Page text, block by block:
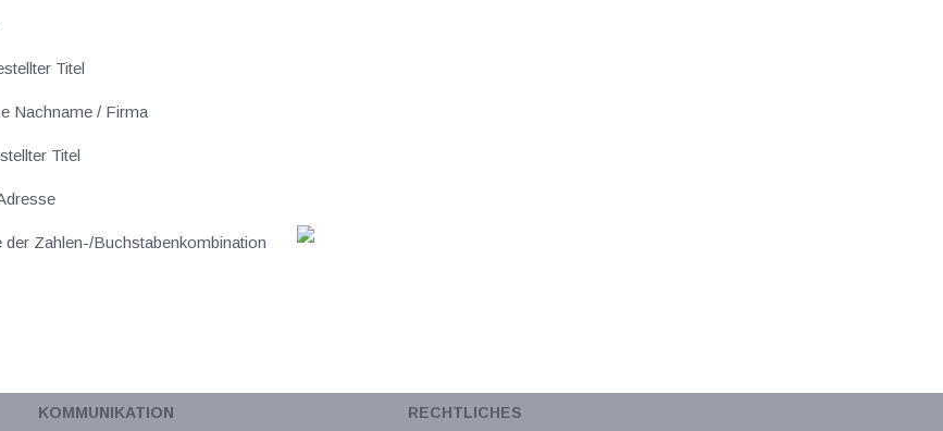
Titel
Nachname / Firma
Titel
der Zahlen-/Buchstabenkombination
KOMMUNIKATION RECHTLICHES